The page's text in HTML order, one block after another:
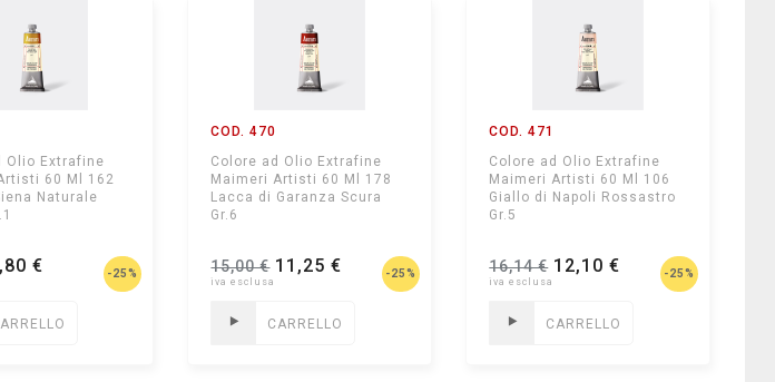
Olio Extrafine
60 Ml 162
Naturale
€ -25%
COD. 470
Colore ad Olio Extrafine
Maimeri Artisti 60 Ml 178
Lacca di Garanza Scura
Gr.6
15,00 €11,25 € -25%
CARRELLO
COD. 471
Colore ad Olio Extrafine
Maimeri Artisti 60 Ml 106
Giallo di Napoli Rossastro
Gr.5
16,14 €12,10 € -25%
CARRELLO